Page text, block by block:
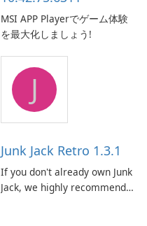
MSI APP Playerでゲーム体験
を最大化しましょう!
J
Junk Jack Retro 1.3.1
If you don't already own Junk
Jack, we highly recommend